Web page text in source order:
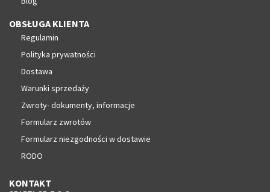
OBSŁUGA KLIENTA
Regulamin
Polityka prywatności
Dostawa
Warunki sprzedaży
Zwroty- dokumenty, informacje
Formularz zwrotów
Formularz niezgodności w dostawie
RODO
KONTAKT